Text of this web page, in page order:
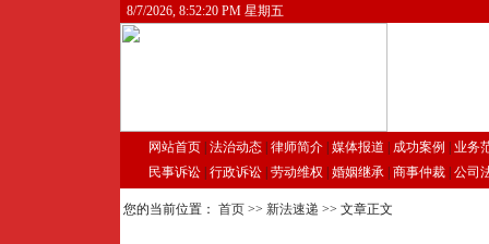
8/7/2026, 8:52:21 PM 星期五
网站首页 法治动态 律师简介 媒体报道 成功案例
业务
民事诉讼 行政诉讼 劳动维权 婚姻继承 商事仲裁 公司
您的当前位置： 首页 >> 新法速递 >> 文章正文